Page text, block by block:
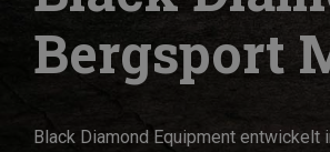
Bergsport
Black Diamond Equipment entwickelt